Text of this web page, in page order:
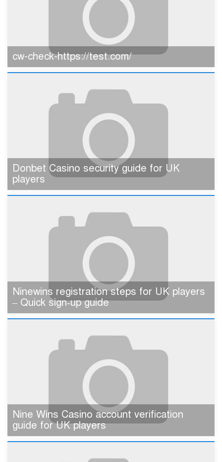
cw-check-https://test.com/
Donbet Casino security guide for UK
players
Ninewins registration steps for UK players
– Quick sign‑up guide
Nine Wins Casino account verification
guide for UK players